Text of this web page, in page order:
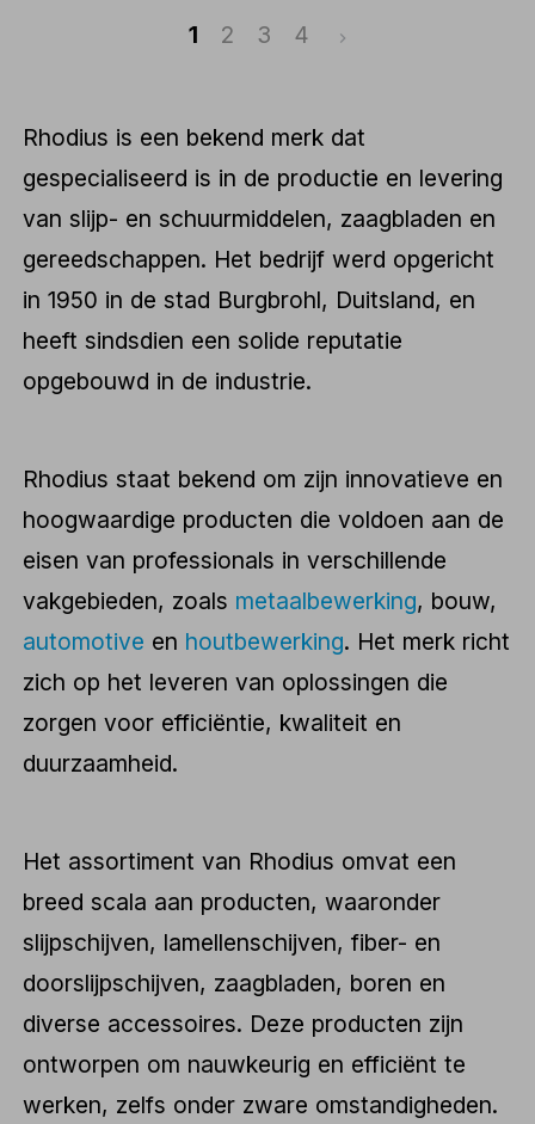
1 2 3 4
Rhodius is een bekend merk dat
gespecialiseerd is in de productie en levering
van slijp- en schuurmiddelen, zaagbladen en
gereedschappen. Het bedrijf werd opgericht
in 1950 in de stad Burgbrohl, Duitsland, en
heeft sindsdien een solide reputatie
opgebouwd in de industrie.
Rhodius staat bekend om zijn innovatieve en
hoogwaardige producten die voldoen aan de
eisen van professionals in verschillende
vakgebieden, zoals metaalbewerking, bouw,
automotive en houtbewerking. Het merk richt
zich op het leveren van oplossingen die
zorgen voor efficiëntie, kwaliteit en
duurzaamheid.
Het assortiment van Rhodius omvat een
breed scala aan producten, waaronder
slijpschijven, lamellenschijven, fiber- en
doorslijpschijven, zaagbladen, boren en
diverse accessoires. Deze producten zijn
ontworpen om nauwkeurig en efficiënt te
werken, zelfs onder zware omstandigheden.